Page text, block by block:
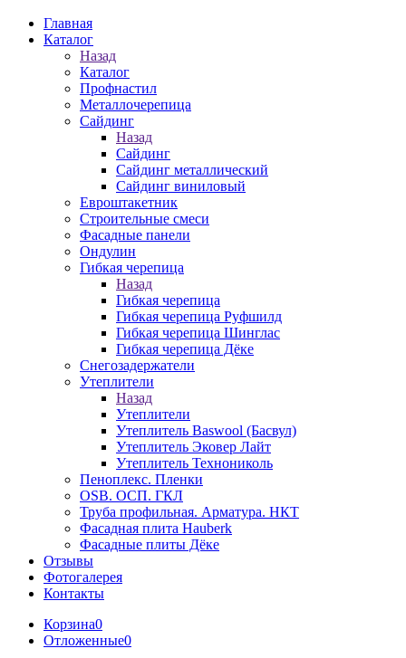
Главная
Каталог
Назад
Каталог
Профнастил
Металлочерепица
Сайдинг
Назад
Сайдинг
Сайдинг металлический
Сайдинг виниловый
Евроштакетник
Строительные смеси
Фасадные панели
Ондулин
Гибкая черепица
Назад
Гибкая черепица
Гибкая черепица Руфшилд
Гибкая черепица Шинглас
Гибкая черепица Дёке
Снегозадержатели
Утеплители
Назад
Утеплители
Утеплитель Baswool (Басвул)
Утеплитель Эковер Лайт
Утеплитель Технониколь
Пеноплекс. Пленки
OSB. ОСП. ГКЛ
Труба профильная. Арматура. НКТ
Фасадная плита Hauberk
Фасадные плиты Дёке
Отзывы
Фотогалерея
Контакты
Корзина0
Отложенные0